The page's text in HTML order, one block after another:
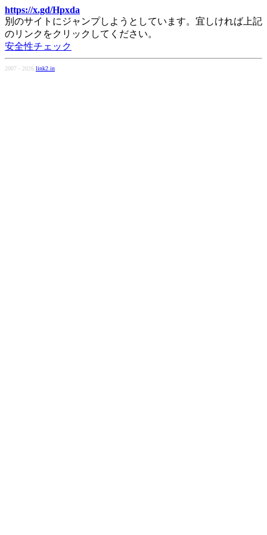
https://x.gd/Hpxda
別のサイトにジャンプしようとしています。宜しければ上記
のリンクをクリックしてください。
安全性チェック
2007 - 2026 link2.in